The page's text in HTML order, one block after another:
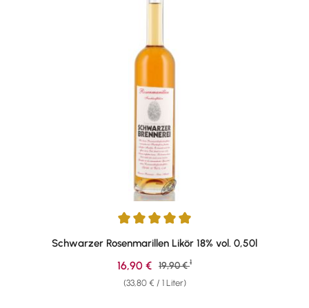
Durchschnittliche Bewertung von 5 von 5 Sternen
Schwarzer Rosenmarillen Likör 18% vol. 0,50l
(33,80 € / 1 Liter)
Verkaufspreis:
16,90 € Regulärer Preis:
19,90 € 1